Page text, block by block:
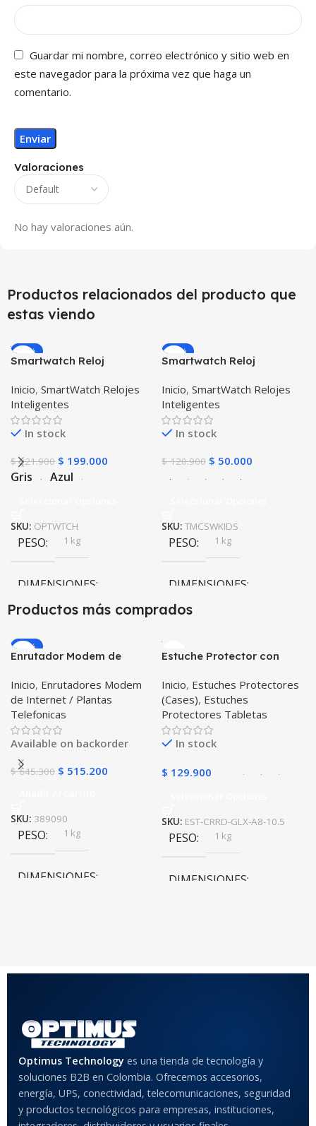
Valoraciones
No hay valoraciones aún.
Guardar mi nombre, correo electrónico y sitio web en
este navegador para la próxima vez que haga un
comentario.
Productos relacionados del producto que
estas viendo
-10%
Smartwatch Reloj
WATCH™ (KW37 PRO) Mide
Temperatura Presión
Arterial y Ritmo Cardíaco
Inicio, SmartWatch Relojes
Inteligentes
In stock
$221.900 $ 199.000
Gris Azul
SKU: OPTWTCH
PESO 1 kg
DIMENSIONES
COLOR
Gris,Negro , Azul ,Rosa
-59%
Smartwatch Reloj
GPS Ubicar Niños SOS
Inicio, SmartWatch Relojes
Inteligentes
In stock
$120.900 $ 50.000
SKU: TMCSWKIDS
PESO 1 kg
DIMENSIONES
COLOR
Negro Azul ,Verde
Azul Oscuro
Productos más comprados
-20%
Enrutador Modem de
Libre Todo Operador 4G
LTE SIMCARD
Inicio, Enrutadores Modem
de Internet / Plantas
Telefonicas
Available on backorder
$645.300 $ 515.200
SKU: 389090
PESO 1 kg
DIMENSIONES
Estuche Protector con
Tablet Samsung Galaxy
Tab A8 10.5 2021 – 2022
SM-x200 SM-x205 Anti
golpes con soporte
Inicio, Estuches Protectores
(Cases), Estuches
Protectores Tabletas
In stock
$ 129.900
SKU: EST-CRRD-GLX-A8-10.5
PESO 1 kg
DIMENSIONES
Anti-Shock
MODELO DE TABLETS
COMPATIBLES
Optimus Technology es una tienda de tecnología y
soluciones B2B en Colombia. Ofrecemos accesorios,
energía, UPS, conectividad, telecomunicaciones, seguridad
y productos tecnológicos para empresas, instituciones,